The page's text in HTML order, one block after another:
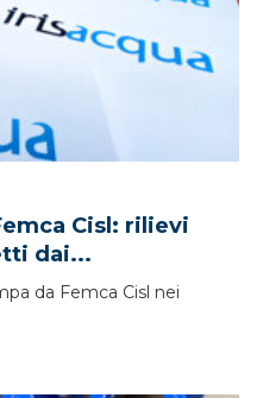
Cisl: rilievi
dai...
da Femca Cisl nei